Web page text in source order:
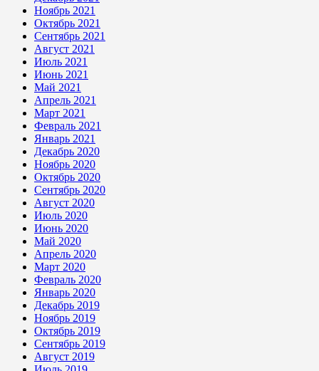
Ноябрь 2021
Октябрь 2021
Сентябрь 2021
Август 2021
Июль 2021
Июнь 2021
Май 2021
Апрель 2021
Март 2021
Февраль 2021
Январь 2021
Декабрь 2020
Ноябрь 2020
Октябрь 2020
Сентябрь 2020
Август 2020
Июль 2020
Июнь 2020
Май 2020
Апрель 2020
Март 2020
Февраль 2020
Январь 2020
Декабрь 2019
Ноябрь 2019
Октябрь 2019
Сентябрь 2019
Август 2019